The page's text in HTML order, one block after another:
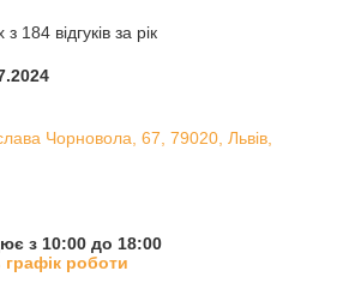
184 відгуків за рік
Чорновола, 67, 79020, Львів,
з 10:00 до 18:00
роботи